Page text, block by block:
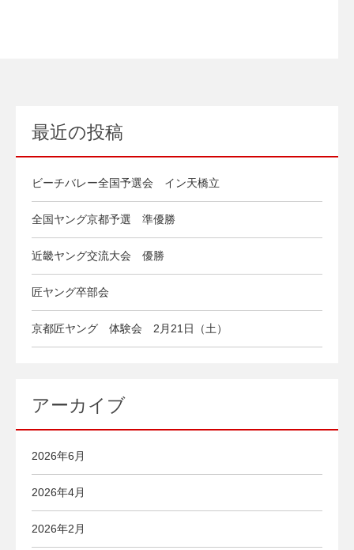
最近の投稿
ビーチバレー全国予選会 イン天橋立
全国ヤング京都予選 準優勝
近畿ヤング交流大会 優勝
匠ヤング卒部会
京都匠ヤング 体験会 2月21日（土）
アーカイブ
2026年6月
2026年4月
2026年2月